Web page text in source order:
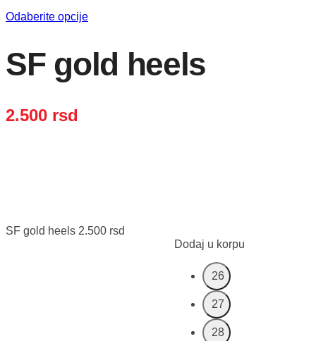
Odaberite opcije
SF gold heels
2.500 rsd
SF gold heels 2.500 rsd
Dodaj u korpu
26
27
28